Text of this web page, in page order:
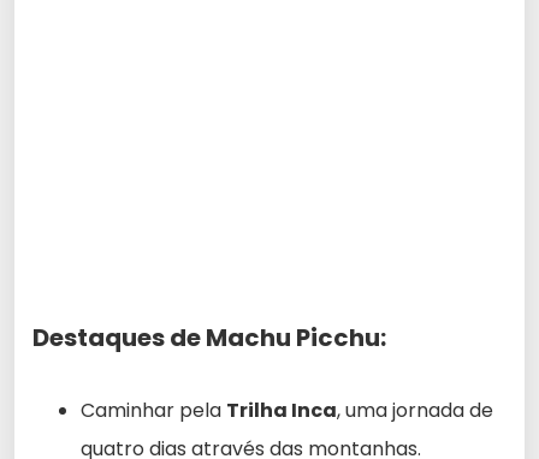
Destaques de Machu Picchu:
Caminhar pela Trilha Inca, uma jornada de
quatro dias através das montanhas.